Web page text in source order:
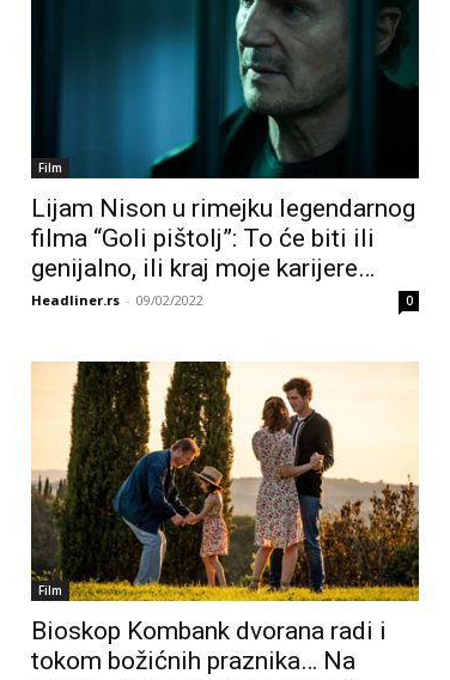
Film
Lijam Nison u rimejku legendarnog
filma “Goli pištolj”: To će biti ili
genijalno, ili kraj moje karijere…
Headliner.rs - 09/02/2022 0
Film
Bioskop Kombank dvorana radi i
tokom božićnih praznika… Na